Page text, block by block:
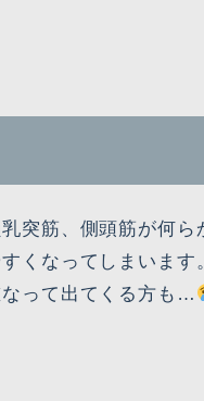
突筋、側頭筋が何ら
くなってしまいます。
って出てくる方も…